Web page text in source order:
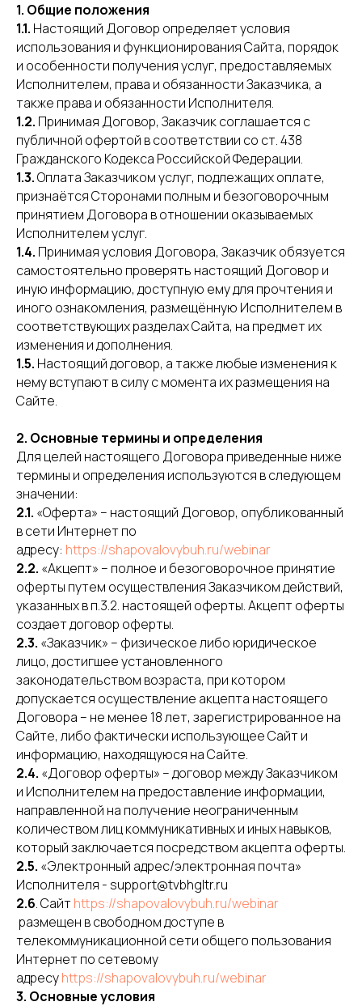
1. Общие положения
1.1. Настоящий Договор определяет условия
использования и функционирования Сайта, порядок
и особенности получения услуг, предоставляемых
Исполнителем, права и обязанности Заказчика, а
также права и обязанности Исполнителя.
1.2. Принимая Договор, Заказчик соглашается с
публичной офертой в соответствии со ст. 438
Гражданского Кодекса Российской Федерации.
1.3.Оплата Заказчиком услуг, подлежащих оплате,
признаётся Сторонами полным и безоговорочным
принятием Договора в отношении оказываемых
Исполнителем услуг.
1.4. Принимая условия Договора, Заказчик обязуется
самостоятельно проверять настоящий Договор и
иную информацию, доступную ему для прочтения и
иного ознакомления, размещённую Исполнителем в
соответствующих разделах Сайта, на предмет их
изменения и дополнения.
1.5. Настоящий договор, а также любые изменения к
нему вступают в силу с момента их размещения на
Сайте.
2. Основные термины и определения
Для целей настоящего Договора приведенные ниже
термины и определения используются в следующем
значении:
2.1. «Оферта» – настоящий Договор, опубликованный
в сети Интернет по
адресу: https://shapovalovybuh.ru/webinar
2.2. «Акцепт» – полное и безоговорочное принятие
оферты путем осуществления Заказчиком действий,
указанных в п.3.2. настоящей оферты. Акцепт оферты
создает договор оферты.
2.3. «Заказчик» – физическое либо юридическое
лицо, достигшее установленного
законодательством возраста, при котором
допускается осуществление акцепта настоящего
Договора – не менее 18 лет, зарегистрированное на
Сайте, либо фактически использующее Сайт и
информацию, находящуюся на Сайте.
2.4. «Договор оферты» – договор между Заказчиком
и Исполнителем на предоставление информации,
направленной на получение неограниченным
количеством лиц коммуникативных и иных навыков,
который заключается посредством акцепта оферты.
2.5. «Электронный адрес/электронная почта»
Исполнителя - support@tvbhgltr.ru
2.6. Сайтhttps://shapovalovybuh.ru/webinar
размещен в свободном доступе в
телекоммуникационной сети общего пользования
Интернет по сетевому
адресуhttps://shapovalovybuh.ru/webinar
3. Основные условия